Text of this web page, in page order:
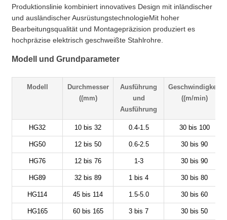
Produktionslinie kombiniert innovatives Design mit inländischer
und ausländischer AusrüstungstechnologieMit hoher
Bearbeitungsqualität und Montagepräzision produziert es
hochpräzise elektrisch geschweißte Stahlrohre.
Modell und Grundparameter
Modell
Durchmesser
((mm)
Ausführung
und
Ausführung
Geschwindigkeit
((m/min)
HG32 10 bis 32 0.4-1.5 30 bis 100
HG50 12 bis 50 0.6-2.5 30 bis 90
HG76 12 bis 76 1-3 30 bis 90
HG89 32 bis 89 1 bis 4 30 bis 80
HG114 45 bis 114 1.5-5.0 30 bis 60
HG165 60 bis 165 3 bis 7 30 bis 50